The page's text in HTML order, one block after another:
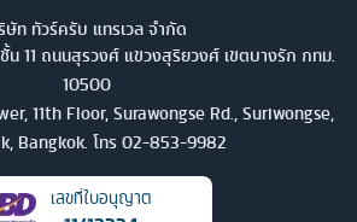
ษัท ทัวร์ครับ แทรเวล จำกัด
น 11 ถนนสุรวงศ์ แขวงสุริยวงศ์ เขตบางรัก กทม.
10500
11th Floor, Surawongse Rd., Suriwongse,
Bangkok. โทร 02-853-9982
เลขที่ใบอนุญาต